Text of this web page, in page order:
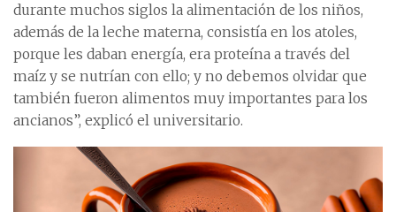
durante muchos siglos la alimentación de los niños,
además de la leche materna, consistía en los atoles,
porque les daban energía, era proteína a través del
maíz y se nutrían con ello; y no debemos olvidar que
también fueron alimentos muy importantes para los
ancianos”, explicó el universitario.